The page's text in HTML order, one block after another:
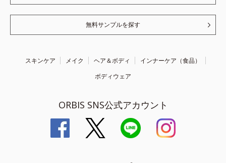
無料サンプルを探す
スキンケア メイク ヘア＆ボディ
インナーケア（食品）
ボディウェア
ORBIS SNS公式アカウント